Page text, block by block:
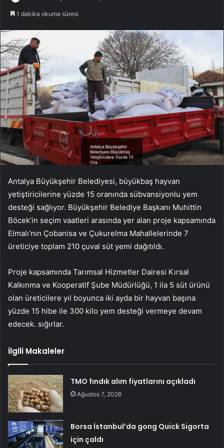
1 dakika okuma süresi
Antalya Büyükşehir Belediyesi, büyükbaş hayvan
yetiştiricilerine yüzde 15 oranında sübvansiyonlu yem
desteği sağlıyor. Büyükşehir Belediye Başkanı Muhittin
Böcek’in seçim vaatleri arasında yer alan proje kapsamında
Elmalı’nın Çobanisa ve Çukurelma Mahallelerinde 7
üreticiye toplam 210 çuval süt yemi dağıtıldı.
Proje kapsamında Tarımsal Hizmetler Dairesi Kırsal
Kalkınma ve Kooperatif Şube Müdürlüğü, 1 ila 5 süt ürünü
olan üreticilere yıl boyunca iki ayda bir hayvan başına
yüzde 15 hibe ile 300 kilo yem desteği vermeye devam
edecek. sığırlar.
İlgili Makaleler
TMO fındık alım fiyatlarını açıkladı
Ağustos 7, 2026
Borsa İstanbul’da gong Quick Sigorta
için çaldı